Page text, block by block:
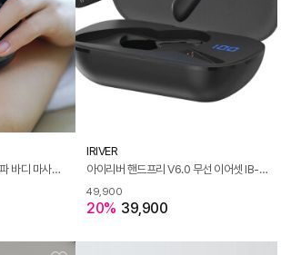
[엘리뷰] [사은품증정] 고주파 바디 마사지기 갈바닉 초음파 가정용 피부 LED 뷰티 디바이스 홈케어
IRIVER
아이리버 핸드프리 V6.0 무선 이어셋 IB-EX5
49,900
20% 39,900